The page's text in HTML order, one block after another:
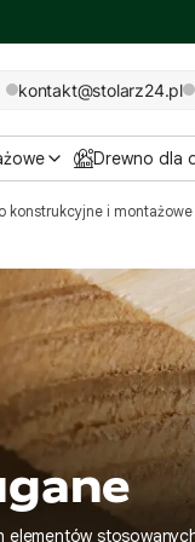
kontakt@stolarz24.pl
Drewno dla
konstrukcyjne i montażowe